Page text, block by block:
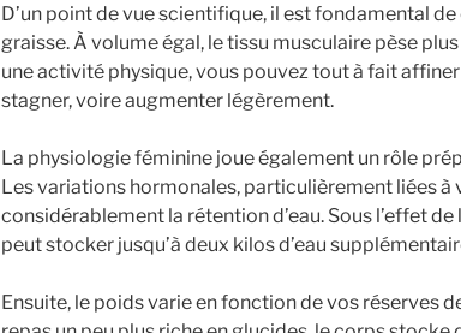
D’un point de vue scientifique, il est fondamental
graisse. À volume égal, le tissu musculaire pèse
une activité physique, vous pouvez tout à fait
stagner, voire augmenter légèrement.
La physiologie féminine joue également un rôle
Les variations hormonales, particulièrement liées
considérablement la rétention d’eau. Sous l’effet
peut stocker jusqu’à deux kilos d’eau
Ensuite, le poids varie en fonction de vos réserves